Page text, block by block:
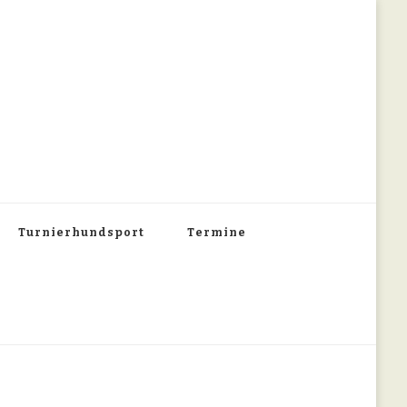
Turnierhundsport Termine